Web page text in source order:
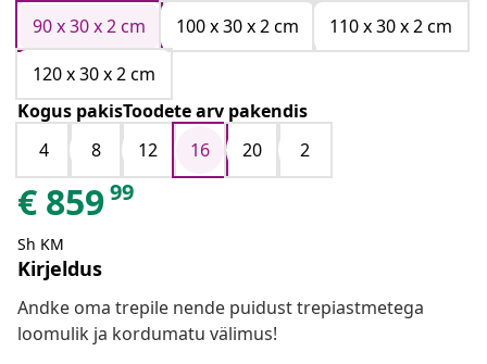
90 x 30 x 2 cm
100 x 30 x 2 cm
110 x 30 x 2 cm
120 x 30 x 2 cm
Kogus pakisToodete arv pakendis
4
8 12 16 20 2
€ 85999
Sh KM
Kirjeldus
Andke oma trepile nende puidust trepiastmetega
loomulik ja kordumatu välimus!